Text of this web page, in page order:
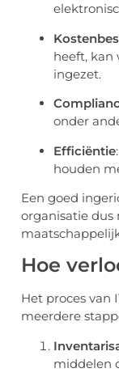
heeft, kan
ingezet.
onder
Efficiëntie
houden
Een goed
organisatie dus
Hoe
Het proces van
meerdere
middelen